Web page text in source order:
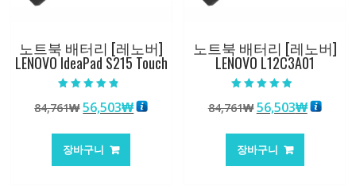
노트북 배터리 [레노버]
LENOVO IdeaPad S215 Touch
4.50
로 평가됨
84,761₩원
가
격:
56,503₩현
장바구니
노트북 배터리 [레노버]
LENOVO L12C3A01
4.50
로 평가됨
84,761₩ 원
가
격:
56,503₩현
장바구니